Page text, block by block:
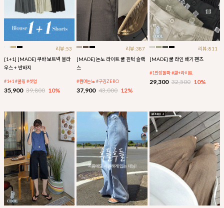
리뷰:53
[1+1] [MADE] 쿠바 보트넥 블라
우스 + 반바지
#1+1 #쿨링 #셋업
35,900 39,800 10%
리뷰:387
[MADE] 논노 라이트 쿨 핀턱 슬랙
스
#썸머논노 #구김ZERO
37,900 43,000 12%
리뷰:811
[MADE] 쿨 라인 배기 팬츠
#1만장돌파 #쿨+라이트
29,300 32,500 10%